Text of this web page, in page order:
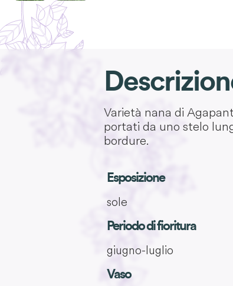
Varietà nana di
portati da uno stelo
bordure.
Esposizione
sole
Periodo di fioritura
giugno-luglio
Vaso